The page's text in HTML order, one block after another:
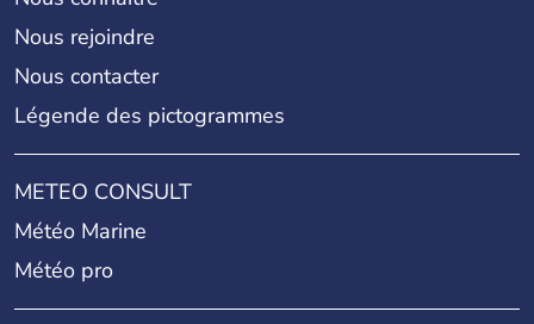
Nous rejoindre
Nous contacter
Légende des pictogrammes
METEO CONSULT
Météo Marine
Météo pro